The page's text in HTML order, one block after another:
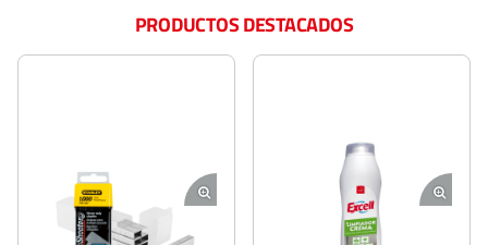
PRODUCTOS DESTACADOS
STANLEY